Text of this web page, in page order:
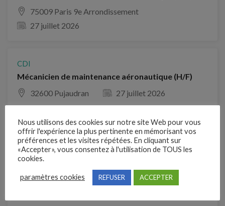
75009 Paris 9e Arrondissement
27 juillet 2026
CDI
Mécanicien de maintenance aéronautique (H/F)
32600 Pujaudran
27 juillet 2026
CDI
Technicien de Maintenance Avionique (H/F)
75009 Paris 9e Arrondissement
27 juillet 2026
Nous utilisons des cookies sur notre site Web pour vous
offrir l'expérience la plus pertinente en mémorisant vos
préférences et les visites répétées. En cliquant sur
«Accepter», vous consentez à l'utilisation de TOUS les
cookies.
paramètres cookies REFUSER ACCEPTER